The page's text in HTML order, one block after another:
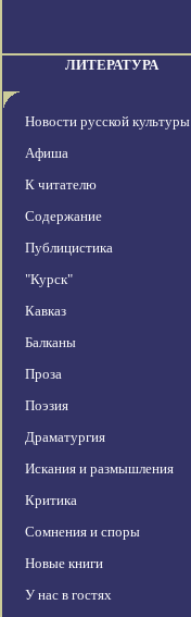
ЛИТЕРАТУРА
Новости русской культуры
Афиша
К читателю
Содержание
Публицистика
"Курск"
Кавказ
Балканы
Проза
Поэзия
Драматургия
Искания и размышления
Критика
Сомнения и споры
Новые книги
У нас в гостях